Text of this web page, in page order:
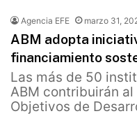
Agencia EFE marzo 31,
ABM adopta
financiamiento
Las más de 50
ABM contribuirán
Objetivos de